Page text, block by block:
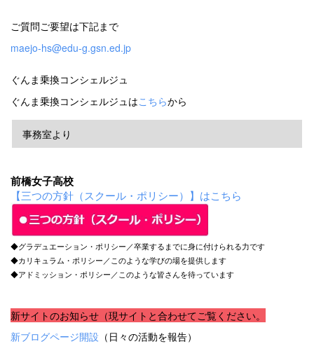
ご質問ご要望は下記まで
maejo-hs@edu-g.gsn.ed.jp
ぐんま乗換コンシェルジュ
ぐんま乗換コンシェルジュはこちらから
事務室より
前橋女子高校
【三つの方針（スクール・ポリシー）】はこちら
◆グラデュエーション・ポリシー／卒業するまでに身に付けられる力です
◆カリキュラム・ポリシー／このような学びの場を提供します
◆アドミッション・ポリシー／このような皆さんを待っています
新サイトのお知らせ（現サイトと合わせてご覧ください。
新ブログページ開設 （日々の活動を報告）